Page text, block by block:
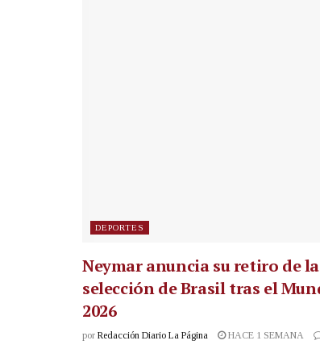
DEPORTES
Neymar anuncia su retiro de la
selección de Brasil tras el
2026
por Redacción Diario La Página HACE 1 SEMANA